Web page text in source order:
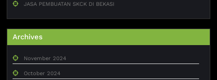
JASA PEMBUATAN SKCK DI BEKASI
Archives
November 2024
October 2024